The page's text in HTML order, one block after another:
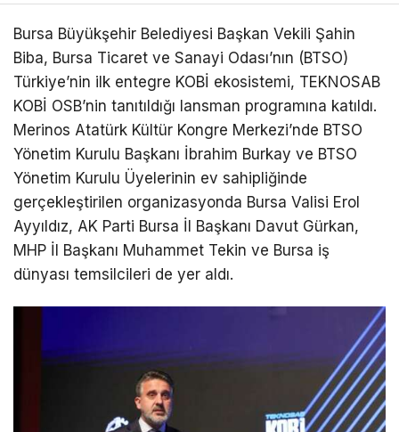
Bursa Büyükşehir Belediyesi Başkan Vekili Şahin
Biba, Bursa Ticaret ve Sanayi Odası’nın (BTSO)
Türkiye’nin ilk entegre KOBİ ekosistemi, TEKNOSAB
KOBİ OSB’nin tanıtıldığı lansman programına katıldı.
Merinos Atatürk Kültür Kongre Merkezi’nde BTSO
Yönetim Kurulu Başkanı İbrahim Burkay ve BTSO
Yönetim Kurulu Üyelerinin ev sahipliğinde
gerçekleştirilen organizasyonda Bursa Valisi Erol
Ayyıldız, AK Parti Bursa İl Başkanı Davut Gürkan,
MHP İl Başkanı Muhammet Tekin ve Bursa iş
dünyası temsilcileri de yer aldı.